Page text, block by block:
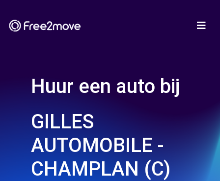
Huur een auto bij
GILLES
AUTOMOBILE -
CHAMPLAN (C)